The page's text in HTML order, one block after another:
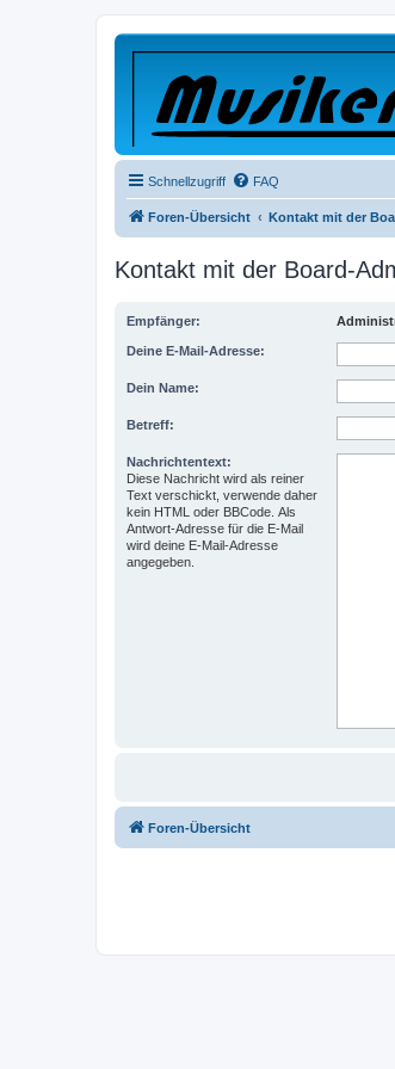
Schnellzugriff FAQ
Foren-Übersicht Kontakt mit der
Kontakt mit der Board-
Empfänger:
Deine E-Mail-Adresse:
Dein Name:
Betreff:
Nachrichtentext:
Diese Nachricht wird als reiner
Text verschickt, verwende daher
kein HTML oder BBCode. Als
Antwort-Adresse für die E-Mail
wird deine E-Mail-Adresse
angegeben.
Foren-Übersicht